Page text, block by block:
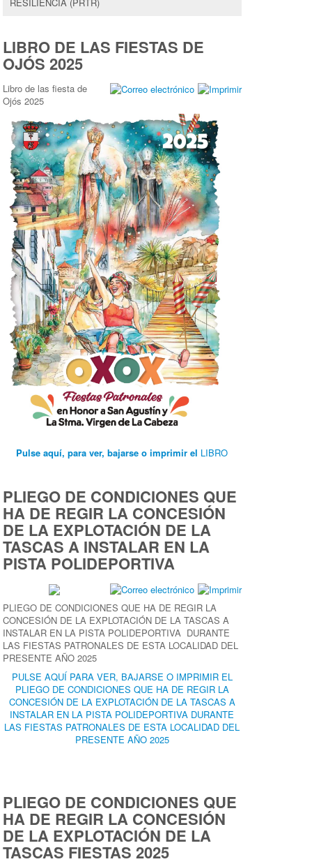
LIBRO DE LAS FIESTAS DE
OJÓS 2025
Libro de las fiesta de
Ojós 2025
Pulse aquí, para ver, bajarse o imprimir el LIBRO
PLIEGO DE CONDICIONES QUE
HA DE REGIR LA CONCESIÓN
DE LA EXPLOTACIÓN DE LA
TASCAS A INSTALAR EN LA
PISTA POLIDEPORTIVA
PLIEGO DE CONDICIONES QUE HA DE REGIR LA
CONCESIÓN DE LA EXPLOTACIÓN DE LA TASCAS A
INSTALAR EN LA PISTA POLIDEPORTIVA DURANTE
LAS FIESTAS PATRONALES DE ESTA LOCALIDAD DEL
PRESENTE AÑO 2025
PULSE AQUÍ PARA VER, BAJARSE O IMPRIMIR EL
PLIEGO DE CONDICIONES QUE HA DE REGIR LA
CONCESIÓN DE LA EXPLOTACIÓN DE LA TASCAS A
INSTALAR EN LA PISTA POLIDEPORTIVA DURANTE
LAS FIESTAS PATRONALES DE ESTA LOCALIDAD DEL
PRESENTE AÑO 2025
PLIEGO DE CONDICIONES QUE
HA DE REGIR LA CONCESIÓN
DE LA EXPLOTACIÓN DE LA
TASCAS FIESTAS 2025